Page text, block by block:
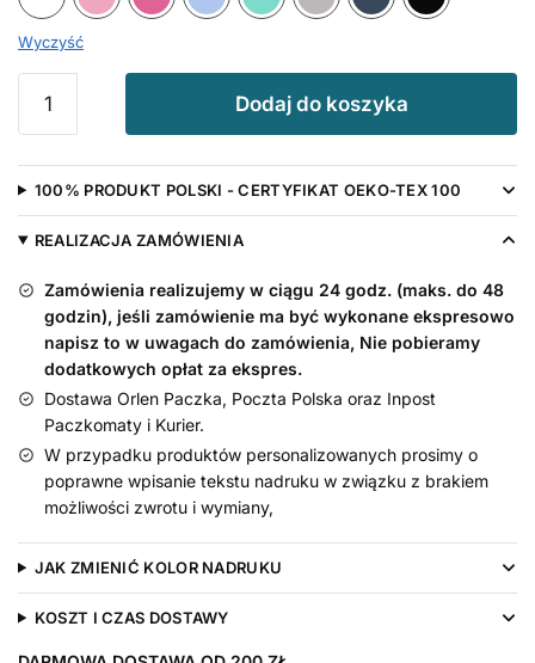
Wyczyść
Czapeczka
niemowlęca
Ślicznotka
z
Dodaj do koszyka
100% PRODUKT POLSKI - CERTYFIKAT OEKO-TEX 100
REALIZACJA ZAMÓWIENIA
Zamówienia realizujemy w ciągu 24 godz. (maks. do 48
godzin), jeśli zamówienie ma być wykonane ekspresowo
napisz to w uwagach do zamówienia, Nie pobieramy
dodatkowych opłat za ekspres.
Dostawa Orlen Paczka, Poczta Polska oraz Inpost
Paczkomaty i Kurier.
W przypadku produktów personalizowanych prosimy o
poprawne wpisanie tekstu nadruku w związku z brakiem
możliwości zwrotu i wymiany,
JAK ZMIENIĆ KOLOR NADRUKU
KOSZT I CZAS DOSTAWY